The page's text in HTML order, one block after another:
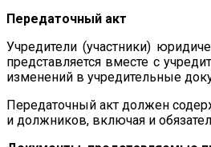
Передаточный акт
Учредители (участники)
представляется вместе с
изменений в учредительные
Передаточный акт должен
и должников, включая и